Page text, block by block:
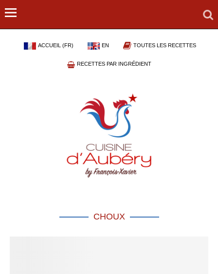
ACCUEIL (FR) EN TOUTES LES RECETTES
RECETTES PAR INGRÉDIENT
CHOUX